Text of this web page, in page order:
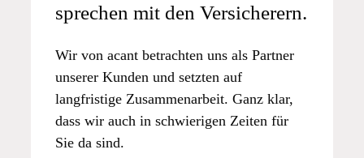
sprechen mit den Versicherern.
Wir von acant betrachten uns als Partner
unserer Kunden und setzten auf
langfristige Zusammenarbeit. Ganz klar,
dass wir auch in schwierigen Zeiten für
Sie da sind.